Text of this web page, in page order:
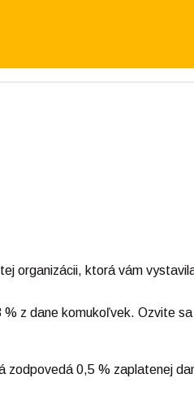
organizácii, ktorá vám
z dane komukoľvek. Ozvite sa
zodpovedá 0,5 % zaplatenej